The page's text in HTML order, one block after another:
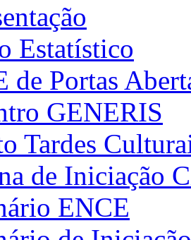
Estatístico
de Portas
GENERIS
Tardes
de Iniciação
ENCE